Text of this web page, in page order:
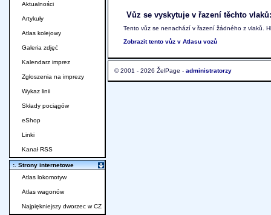
Vůz se vyskytuje v řazení těchto vlaků:
Tento vůz se nenachází v řazení žádného z vlaků.
Zobrazit tento vůz v Atlasu vozů
© 2001 - 2026 ŽelPage - administratorzy
Aktualności
Artykuły
Atlas kolejowy
Galeria zdjęć
Kalendarz imprez
Zgłoszenia na imprezy
Wykaz linii
Składy pociągów
eShop
Linki
Kanał RSS
:. Strony internetowe
Atlas lokomotyw
Atlas wagonów
Najpiękniejszy dworzec w CZ